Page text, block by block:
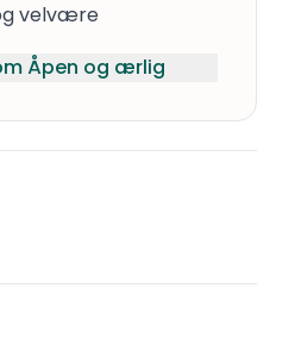
velvære
Åpen og ærlig